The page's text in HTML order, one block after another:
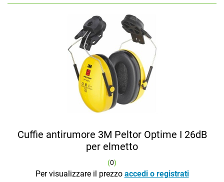
Cuffie antirumore 3M Peltor Optime I 26dB
per elmetto
(0)
Per visualizzare il prezzo accedi o registrati